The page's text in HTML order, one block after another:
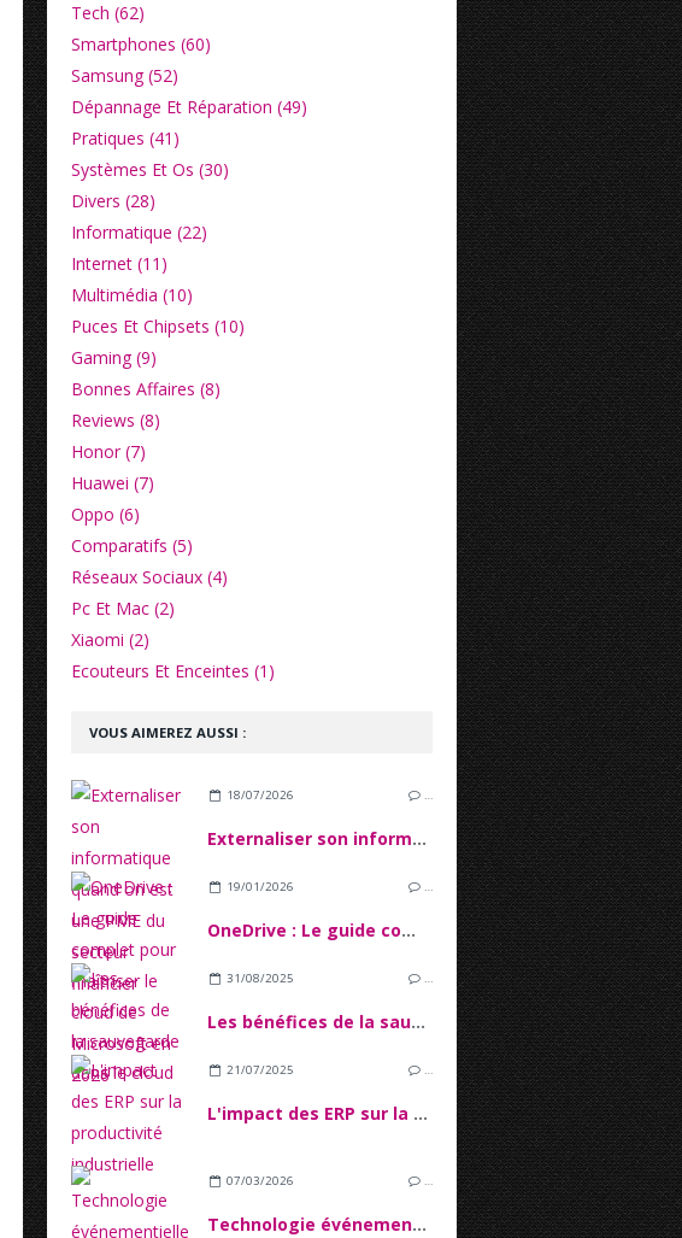
VOUS AIMEREZ AUSSI :
18/07/2026 …
Externaliser son informatique quand on est une PME du secteur financier
19/01/2026 …
OneDrive : Le guide complet pour maîtriser le cloud de Microsoft en 2026
31/08/2025 …
Les bénéfices de la sauvegarde dans le cloud
21/07/2025 …
L'impact des ERP sur la productivité industrielle
07/03/2026 …
Technologie événementielle : check-in QR, badges, analytics… les outils qui sécurisent vos événements
Tech (62)
Smartphones (60)
Samsung (52)
Dépannage Et Réparation (49)
Pratiques (41)
Systèmes Et Os (30)
Divers (28)
Informatique (22)
Internet (11)
Multimédia (10)
Puces Et Chipsets (10)
Gaming (9)
Bonnes Affaires (8)
Reviews (8)
Honor (7)
Huawei (7)
Oppo (6)
Comparatifs (5)
Réseaux Sociaux (4)
Pc Et Mac (2)
Xiaomi (2)
Ecouteurs Et Enceintes (1)